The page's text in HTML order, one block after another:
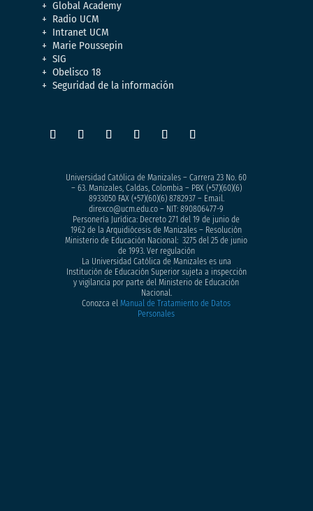
Global Academy
Radio UCM
Intranet UCM
Marie Poussepin
SIG
Obelisco 18
Seguridad de la información
Universidad Católica de Manizales – Carrera 23 No. 60
– 63. Manizales, Caldas, Colombia – PBX (+57)(60)(6)
8933050FAX (+57)(60)(6) 8782937 – Email.
direxco@ucm.edu.co – NIT: 890806477-9
Personería Jurídica: Decreto 271 del 19 de junio de
1962 de la Arquidiócesis de Manizales – Resolución
Ministerio de Educación Nacional: 3275 del 25 de junio
de 1993. Ver regulación
La Universidad Católica de Manizales es una
Institución de Educación Superior sujeta a inspección
y vigilancia por parte del Ministerio de Educación
Nacional.
Conozca elManual de Tratamiento de Datos
Personales